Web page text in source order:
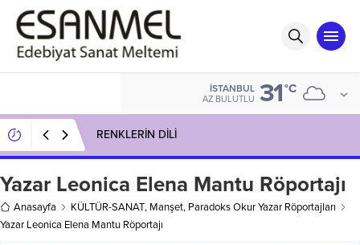
İSTANBUL
AZ BULUTLU 31°C
Gülenay Güneş’in Kitaplığı: DÜŞÜNCENİN
ATEŞBÖCEĞİ
Yazar Leonica Elena Mantu Röportajı
Anasayfa KÜLTÜR-SANAT, Manşet, Paradoks Okur Yazar Röportajları
Yazar Leonica Elena Mantu Röportajı